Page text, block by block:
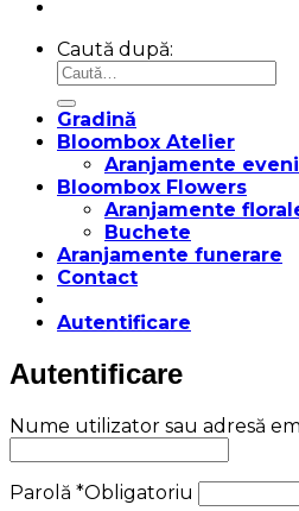
Caută după:
Gradină
Bloombox Atelier
Aranjamente
Bloombox Flowers
Aranjamente
Buchete
Aranjamente funerare
Contact
Autentificare
Autentificare
Nume utilizator sau adresă
Parolă *Obligatoriu